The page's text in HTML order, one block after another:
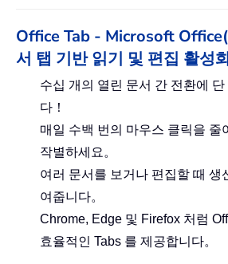
Office Tab - Microsoft
서 탭 기반 읽기 및 편집 활성
수십 개의 열린 문서 간 전환에 단
다！
매일 수백 번의 마우스 클릭을 줄
작별하세요。
여러 문서를 보거나 편집할 때 생
여줍니다。
Chrome, Edge 및 Firefox 처럼
효율적인 Tabs 를 제공합니다。